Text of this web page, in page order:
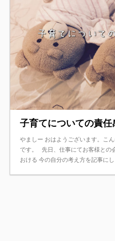
子育てについての責任
やましー おはようございます。こ
です。 先日、仕事にてお客様との
おける 今の自分の考え方を記事に